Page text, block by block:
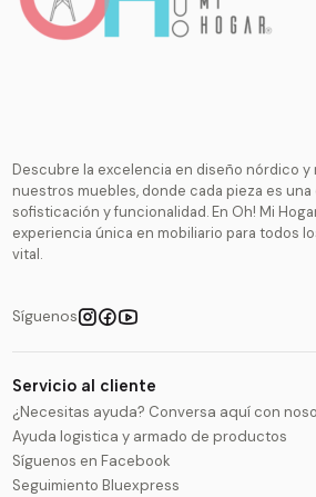
Descubre la excelencia en diseño nórdico y
nuestros muebles, donde cada pieza es
sofisticación y funcionalidad. En Oh! Mi
experiencia única en mobiliario para todos
vital.
Síguenos
Servicio al cliente
¿Necesitas ayuda? Conversa aquí con
Ayuda logistica y armado de productos
Síguenos en Facebook
Seguimiento Bluexpress